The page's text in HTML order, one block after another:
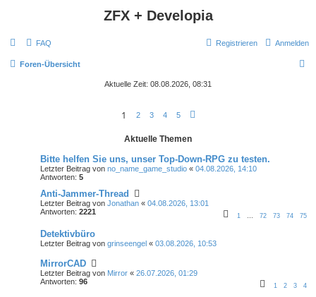
ZFX + Developia
FAQ Anmelden
Registrieren
Foren-Übersicht
Aktuelle Zeit: 08.08.2026, 08:31
1 2 3 4 5
e
Aktuelle Themen
Bitte helfen Sie uns, unser Top-Down-RPG zu testen.
Letzter Beitrag von no_name_game_studio « 04.08.2026, 14:10
Antworten: 5
Anti-Jammer-Thread
Letzter Beitrag von Jonathan « 04.08.2026, 13:01
Antworten: 2221
1 72 73 74 75
Detektivbüro
Letzter Beitrag von grinseengel « 03.08.2026, 10:53
MirrorCAD
Letzter Beitrag von Mirror « 26.07.2026, 01:29
Antworten: 96
1 2 3 4